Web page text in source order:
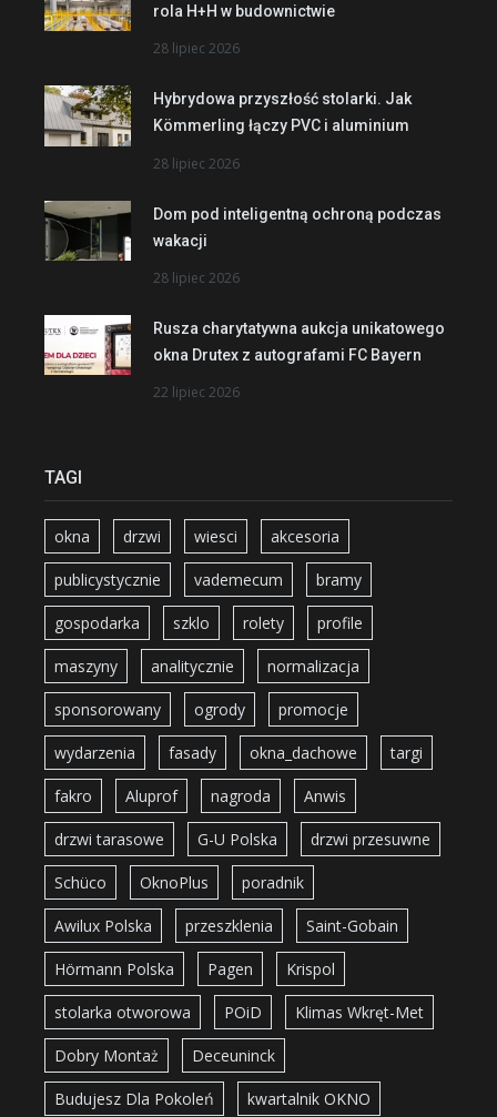
rola H+H w budownictwie
28 lipiec 2026
Hybrydowa przyszłość stolarki. Jak
Kömmerling łączy PVC i aluminium
28 lipiec 2026
Dom pod inteligentną ochroną podczas
wakacji
28 lipiec 2026
Rusza charytatywna aukcja unikatowego
okna Drutex z autografami FC Bayern
22 lipiec 2026
TAGI
okna drzwi wiesci akcesoria
publicystycznie vademecum bramy
gospodarka szklo rolety profile
maszyny analitycznie normalizacja
sponsorowany ogrody promocje
wydarzenia fasady okna_dachowe targi
fakro Aluprof nagroda Anwis
drzwi tarasowe G-U Polska drzwi przesuwne
Schüco OknoPlus poradnik
Awilux Polska przeszklenia Saint-Gobain
Hörmann Polska Pagen Krispol
stolarka otworowa POiD Klimas Wkręt-Met
Dobry Montaż Deceuninck
Budujesz Dla Pokoleń kwartalnik OKNO